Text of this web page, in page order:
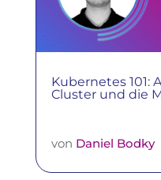
Kubernetes 101:
Cluster und die
von Daniel Bodky